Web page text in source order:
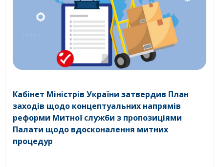
Кабінет Міністрів України затвердив План
заходів щодо концептуальних напрямів
реформи Митної служби з пропозиціями
Палати щодо вдосконалення митних
процедур